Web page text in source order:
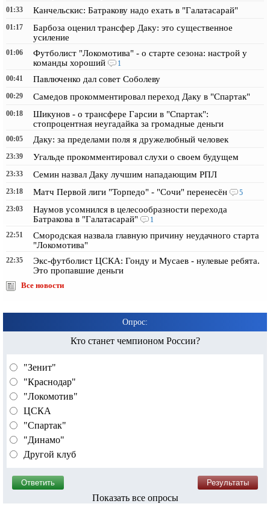
01:33 Канчельскис: Батракову надо ехать в "Галатасарай"
01:17
Барбоза оценил трансфер Даку: это существенное
усиление
01:06
Футболист "Локомотива" - о старте сезона: настрой у
команды хороший
1
00:41
Павлюченко дал совет Соболеву
00:29 Самедов прокомментировал переход Даку в "Спартак"
00:18
Шикунов - о трансфере Гарсии в "Спартак":
стопроцентная неугадайка за громадные деньги
00:05 Даку: за пределами поля я дружелюбный человек
23:39 Угальде прокомментировал слухи о своем будущем
23:33 Семин назвал Даку лучшим нападающим РПЛ
23:18 Матч Первой лиги "Торпедо" - "Сочи" перенесён
5
23:03
Наумов усомнился в целесообразности перехода
Батракова в "Галатасарай"
1
22:51
Смородская назвала главную причину неудачного старта
"Локомотива"
22:35
Экс-футболист ЦСКА: Гонду и Мусаев - нулевые ребята.
Это пропавшие деньги
Все новости
Опрос:
Кто станет чемпионом России?
"Зенит"
"Краснодар"
"Локомотив"
ЦСКА
"Спартак"
"Динамо"
Другой клуб
Показать все опросы